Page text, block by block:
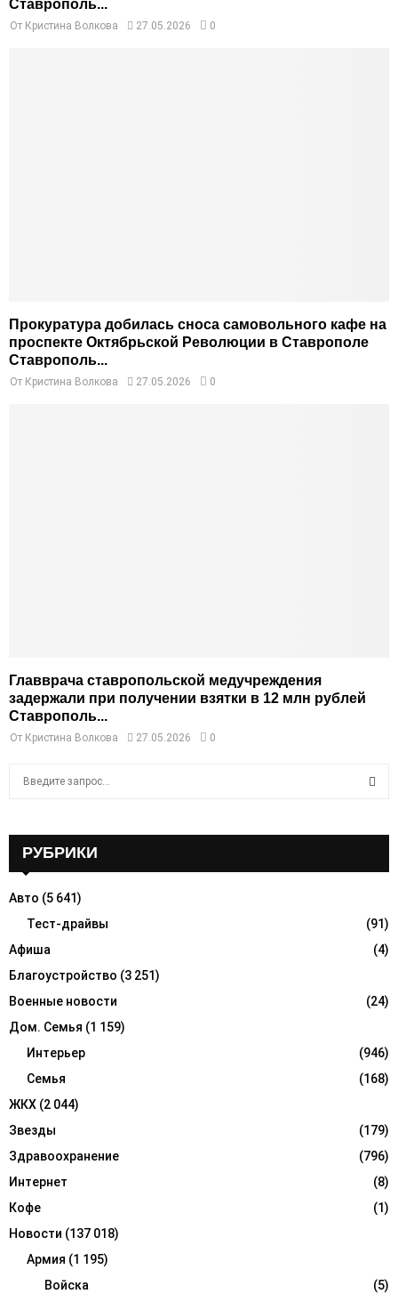
Ставрополь...
От Кристина Волкова 27.05.2026 0
Прокуратура добилась сноса самовольного кафе на
проспекте Октябрьской Революции в Ставрополе
Ставрополь...
От Кристина Волкова 27.05.2026 0
Главврача ставропольской медучреждения
задержали при получении взятки в 12 млн рублей
Ставрополь...
От Кристина Волкова 27.05.2026 0
o
R
C
H
РУБРИКИ
Авто (5 641)
Тест-драйвы
(91)
Афиша
(4)
Благоустройство (3 251)
Военные новости
(24)
Дом. Семья (1 159)
Интерьер
(946)
Семья
(168)
ЖКХ (2 044)
Звезды
(179)
Здравоохранение
(796)
Интернет
(8)
Кофе
(1)
Новости (137 018)
Армия (1 195)
Войска
(5)